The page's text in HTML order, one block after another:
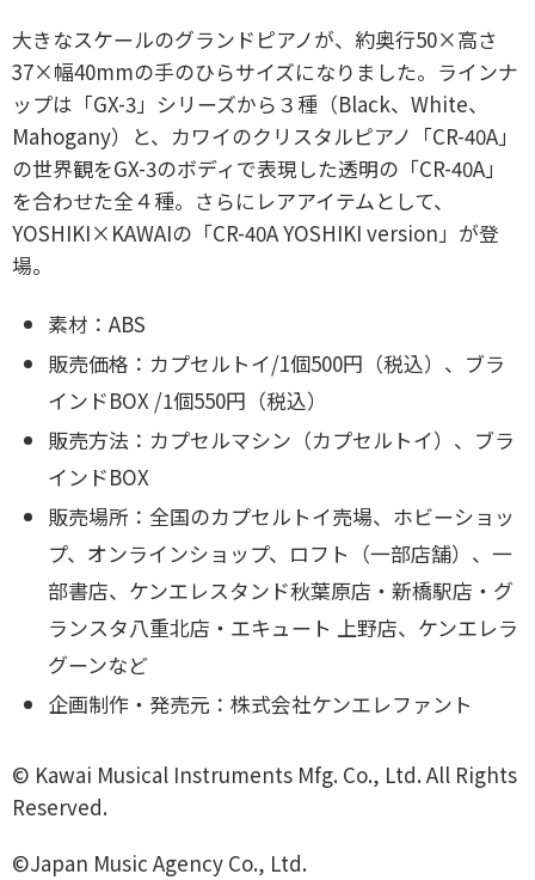
大きなスケールのグランドピアノが、約奥行50×高さ
37×幅40mmの手のひらサイズになりました。ラインナ
ップは「GX-3」シリーズから３種（Black、White、
Mahogany）と、カワイのクリスタルピアノ「CR-40A」
の世界観をGX-3のボディで表現した透明の「CR-40A」
を合わせた全４種。さらにレアアイテムとして、
YOSHIKI×KAWAIの「CR-40A YOSHIKI version」が登
場。
素材：ABS
販売価格：カプセルトイ/1個500円（税込）、ブラ
インドBOX /1個550円（税込）
販売方法：カプセルマシン（カプセルトイ）、ブラ
インドBOX
販売場所：全国のカプセルトイ売場、ホビーショッ
プ、オンラインショップ、ロフト（一部店舗）、一
部書店、ケンエレスタンド秋葉原店・新橋駅店・グ
ランスタ八重北店・エキュート 上野店、ケンエレラ
グーンなど
企画制作・発売元：株式会社ケンエレファント
© Kawai Musical Instruments Mfg. Co., Ltd. All Rights
Reserved.
©Japan Music Agency Co., Ltd.